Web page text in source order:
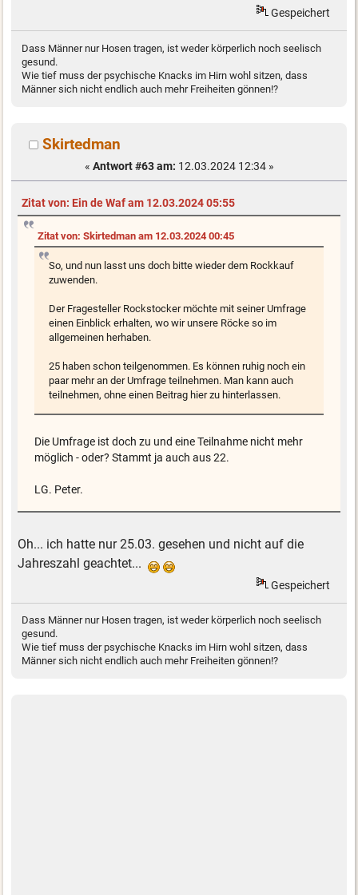
Gespeichert
Dass Männer nur Hosen tragen, ist weder körperlich noch seelisch
gesund.
Wie tief muss der psychische Knacks im Hirn wohl sitzen, dass
Männer sich nicht endlich auch mehr Freiheiten gönnen!?
Skirtedman
« Antwort #63 am: 12.03.2024 12:34 »
Zitat von: Ein de Waf am 12.03.2024 05:55
Zitat von: Skirtedman am 12.03.2024 00:45
So, und nun lasst uns doch bitte wieder dem Rockkauf
zuwenden.
Der Fragesteller Rockstocker möchte mit seiner Umfrage
einen Einblick erhalten, wo wir unsere Röcke so im
allgemeinen herhaben.
25 haben schon teilgenommen. Es können ruhig noch ein
paar mehr an der Umfrage teilnehmen. Man kann auch
teilnehmen, ohne einen Beitrag hier zu hinterlassen.
Die Umfrage ist doch zu und eine Teilnahme nicht mehr
möglich - oder? Stammt ja auch aus 22.
LG. Peter.
Oh... ich hatte nur 25.03. gesehen und nicht auf die
Jahreszahl geachtet...
Gespeichert
Dass Männer nur Hosen tragen, ist weder körperlich noch seelisch
gesund.
Wie tief muss der psychische Knacks im Hirn wohl sitzen, dass
Männer sich nicht endlich auch mehr Freiheiten gönnen!?